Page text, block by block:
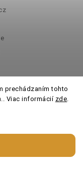
prechádzaním tohto
Viac informácií zde.
14:00
vyhradené.